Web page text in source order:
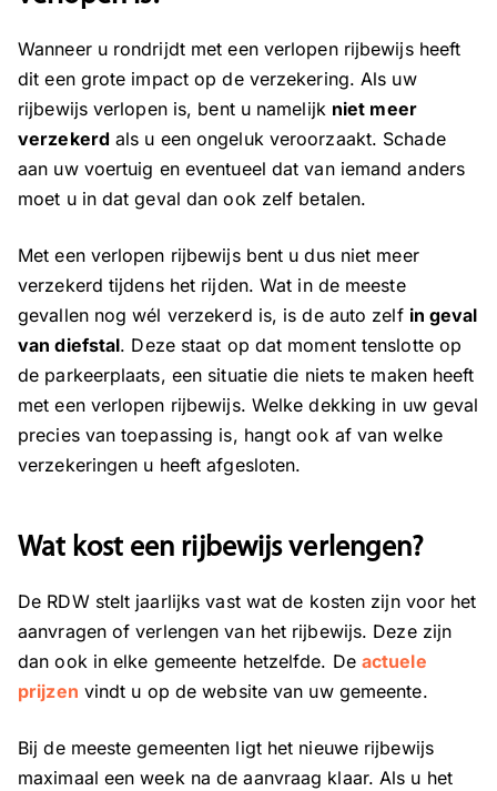
Wanneer u rondrijdt met een verlopen rijbewijs heeft
dit een grote impact op de verzekering. Als uw
rijbewijs verlopen is, bent u namelijk niet meer
verzekerd als u een ongeluk veroorzaakt. Schade
aan uw voertuig en eventueel dat van iemand anders
moet u in dat geval dan ook zelf betalen.
Met een verlopen rijbewijs bent u dus niet meer
verzekerd tijdens het rijden. Wat in de meeste
gevallen nog wél verzekerd is, is de auto zelf in geval
van diefstal. Deze staat op dat moment tenslotte op
de parkeerplaats, een situatie die niets te maken heeft
met een verlopen rijbewijs. Welke dekking in uw geval
precies van toepassing is, hangt ook af van welke
verzekeringen u heeft afgesloten.
Wat kost een rijbewijs verlengen?
De RDW stelt jaarlijks vast wat de kosten zijn voor het
aanvragen of verlengen van het rijbewijs. Deze zijn
dan ook in elke gemeente hetzelfde. De actuele
prijzen vindt u op de website van uw gemeente.
Bij de meeste gemeenten ligt het nieuwe rijbewijs
maximaal een week na de aanvraag klaar. Als u het